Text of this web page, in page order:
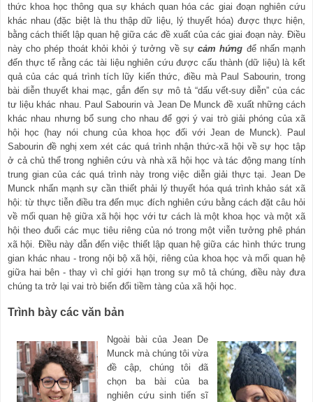
thức khoa học thông qua sự khách quan hóa các giai đoạn nghiên cứu
khác nhau (đặc biệt là thu thập dữ liệu, lý thuyết hóa) được thực hiện,
bằng cách thiết lập quan hệ giữa các đề xuất của các giai đoạn này. Điều
này cho phép thoát khỏi khỏi ý tưởng về sựcảm hứng để nhấn mạnh
đến thực tế rằng các tài liệu nghiên cứu được cấu thành (dữ liệu) là kết
quả của các quá trình tích lũy kiếnthức, điều mà Paul Sabourin, trong
bài diễn thuyết khai mạc, gắn đến sự mô tả “dấu vết-suy diễn” của các
tư liệu khác nhau. Paul Sabourin và Jean De Munck đề xuất những cách
khác nhau nhưng bổ sung cho nhau để gợi ý vai trò giải phóng của xã
hội học (hay nói chung của khoa học đối với Jean de Munck). Paul
Sabourin đề nghị xem xét các quá trình nhận thức-xã hội về sự học tập
ở cả chủ thể trong nghiên cứu và nhà xã hội học và tác động mang tính
trung gian của các quá trình này trong việc diễn giải thực tại. Jean De
Munck nhấn mạnh sự cần thiết phải lý thuyết hóa quá trình khảo sát xã
hội: từ thực tiễn điều tra đến mục đích nghiên cứu bằng cách đặt câu hỏi
về mối quan hệ giữa xã hội học với tư cách là một khoa học và một xã
hội theo đuổi các mục tiêu riêng của nó trong một viễn tưởng phê phán
xã hội. Điều này dẫn đến việc thiết lập quan hệ giữa các hình thức trung
gian khác nhau - trong nội bộ xã hội, riêng của khoa học và mối quan hệ
giữa hai bên - thay vì chỉ giới hạn trong sự mô tả chúng, điều này đưa
chúng ta trở lại vai trò biến đổi tiềm tàng của xã hội học.
Trình bày các văn bản
Ngoài bài của Jean De
Munck mà chúng tôi vừa
đề cập, chúng tôi đã
chọn ba bài của ba
nghiên cứu sinh tiến sĩ